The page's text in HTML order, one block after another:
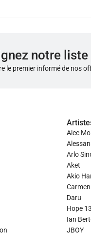
notre
le premier informé de nos
Alec
Arlo
Aket
Akio
Daru
Hope
Ian
JBOY